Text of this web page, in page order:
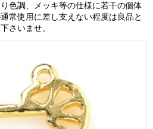
色調、メッキ等の仕様に若干の個体
常使用に差し支えない程度は良品と
さいませ。